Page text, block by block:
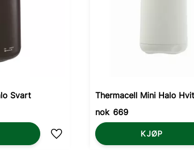
Svart
Lagre som favoritt
Thermacell Mini Halo Hvit
nok 669
KJØP